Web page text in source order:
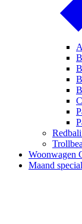
Woonwagen
Maand